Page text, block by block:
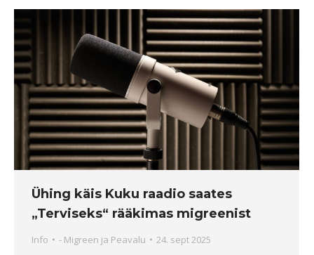
Ühing käis Kuku raadio saates
„Terviseks“ rääkimas migreenist
Info - Migreen ja Peavalu 24. sept 2025